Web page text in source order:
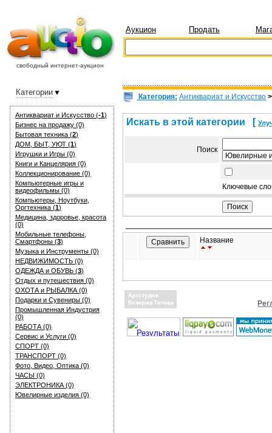
свободный интернет-аукцион
Аукцион Продать
Антиквариат и Искуcство (-1)
Бизнес на продажу (0)
Бытовая техника (2)
ДОМ, БЫТ, УЮТ (1)
Игрушки и Игры (0)
Книги и Канцелярия (0)
Коллекционирование (0)
Компьютерные игры и
видеофильмы (0)
Компьютеры, Ноутбуки,
Оргтехника (1)
Медицина, здоровье, красота
(0)
Мобильные телефоны,
Смартфоны (3)
Музыка и Инструменты (0)
НЕДВИЖИМОСТЬ (0)
ОДЕЖДА и ОБУВЬ (3)
Отдых и путешествия (0)
ОХОТА и РЫБАЛКА (0)
Подарки и Сувениры (0)
Промышленная Индустрия
(0)
РАБОТА (0)
Сервис и Услуги (0)
СПОРТ (0)
ТРАНСПОРТ (0)
Фото, Видео, Оптика (0)
ЧАСЫ (0)
ЭЛЕКТРОНИКА (0)
Ювелирные изделия (0)
Категории Категория: Антиквариат и Искуcство
Искать в этой категории [
Поиск
Ключевые
Название